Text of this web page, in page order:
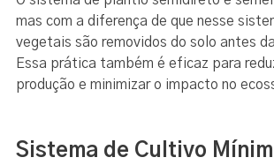
mas com a diferença de que nesse
vegetais são removidos do solo antes
Essa prática também é eficaz para
produção e minimizar o impacto no
Sistema de Cultivo